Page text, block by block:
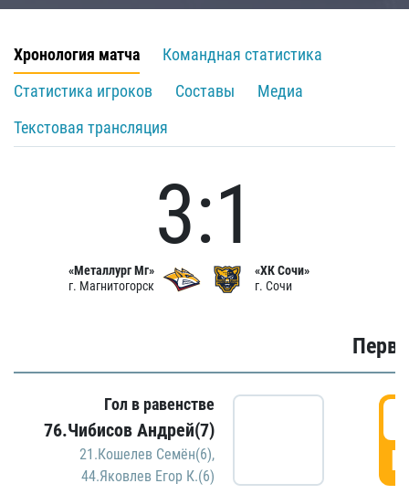
Хронология матча
Командная статистика
Статистика игроков
Составы
Медиа
Текстовая трансляция
«Металлург Мг»
г. Магнитогорск
3:1
«ХК Сочи»
г. Сочи
Гол в равенстве
76.Чибисов Андрей(7)
21.Кошелев Семён(6),
44.Яковлев Егор К.(6)